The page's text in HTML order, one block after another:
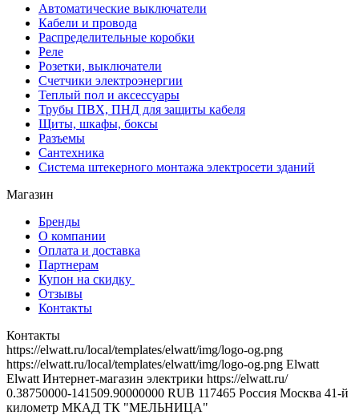
Автоматические выключатели
Кабели и провода
Распределительные коробки
Реле
Розетки, выключатели
Счетчики электроэнергии
Теплый пол и аксессуары
Трубы ПВХ, ПНД для защиты кабеля
Щиты, шкафы, боксы
Разъемы
Сантехника
Система штекерного монтажа электросети зданий
Магазин
Бренды
О компании
Оплата и доставка
Партнерам
Купон на скидку
Отзывы
Контакты
Контакты
https://elwatt.ru/local/templates/elwatt/img/logo-og.png
https://elwatt.ru/local/templates/elwatt/img/logo-og.png Elwatt
Elwatt Интернет-магазин электрики https://elwatt.ru/
0.38750000-141509.90000000 RUB 117465 Россия Москва 41-й
километр МКАД ТК "МЕЛЬНИЦА"